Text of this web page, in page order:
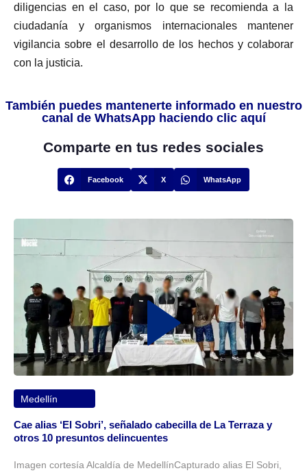
diligencias en el caso, por lo que se recomienda a la
ciudadanía y organismos internacionales mantener
vigilancia sobre el desarrollo de los hechos y colaborar
con la justicia.
También puedes mantenerte informado en nuestro
canal de WhatsApp haciendo clic aquí
Comparte en tus redes sociales
Facebook X WhatsApp
Medellín
Cae alias ‘El Sobri’, señalado cabecilla de La Terraza y
otros 10 presuntos delincuentes
Imagen cortesía Alcaldía de MedellínCapturado alias El Sobri,